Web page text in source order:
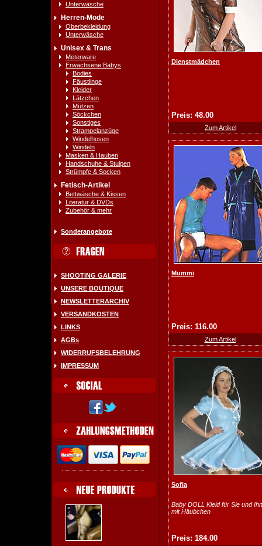
Unterwäsche
Herren-Mode
Oberbekleidung
Unterwäsche
Unisex & Trans
Meterware
Erwachsene Babys
Bodies
Fäustlinge
Kleider
Lätzchen
Mützen
Söckchen
Sonstiges
Strampelanzüge
Windelhosen
Windeln
Masken & Hauben
Handschuhe & Stulpen
Strümpfe & Socken
Fetisch-Artikel
Bettwäsche & Kissen
Literatur & DVDs
Zubehör & mehr
Sonderangebote
SHOOTING GALERIE
UNSERE BOUTIQUE
NEWSLETTERARCHIV
VERSANDKOSTEN
LINKS
AGBs
WIDERRUFSBELEHRUNG
IMPRESSUM
Dienstmädchen
Preis: 48.00
Zum Artikel
Mummi
Preis: 116.00
Zum Artikel
Sofia
Baby DOLL Kleid für Sie und Ihn
mit Häubchen
Preis: 184.00